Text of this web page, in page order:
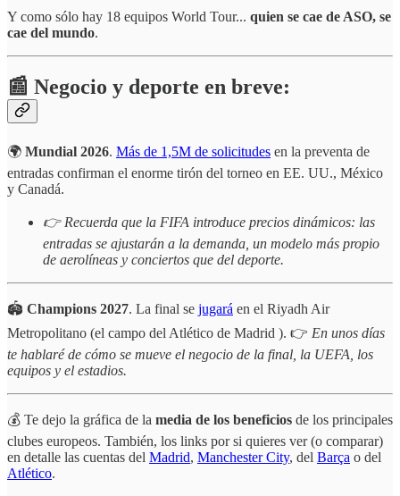
Y como sólo hay 18 equipos World Tour... quien se cae de ASO, se
cae del mundo.
📰 Negocio y deporte en breve:
🌍 Mundial 2026. Más de 1,5M de solicitudes en la preventa de
entradas confirman el enorme tirón del torneo en EE. UU., México
y Canadá.
👉 Recuerda que la FIFA introduce precios dinámicos: las
entradas se ajustarán a la demanda, un modelo más propio
de aerolíneas y conciertos que del deporte.
🏟️ Champions 2027. La final se jugará en el Riyadh Air
Metropolitano (el campo del Atlético de Madrid ). 👉 En unos días
te hablaré de cómo se mueve el negocio de la final, la UEFA, los
equipos y el estadios.
💰 Te dejo la gráfica de la media de los beneficios de los principales
clubes europeos. También, los links por si quieres ver (o comparar)
en detalle las cuentas del Madrid, Manchester City, del Barça o del
Atlético.